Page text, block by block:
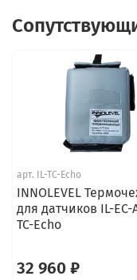
арт. IL-TC-Echo
INNOLEVEL
для датчиков IL-EC-
TC-Echo
32 960 ₽